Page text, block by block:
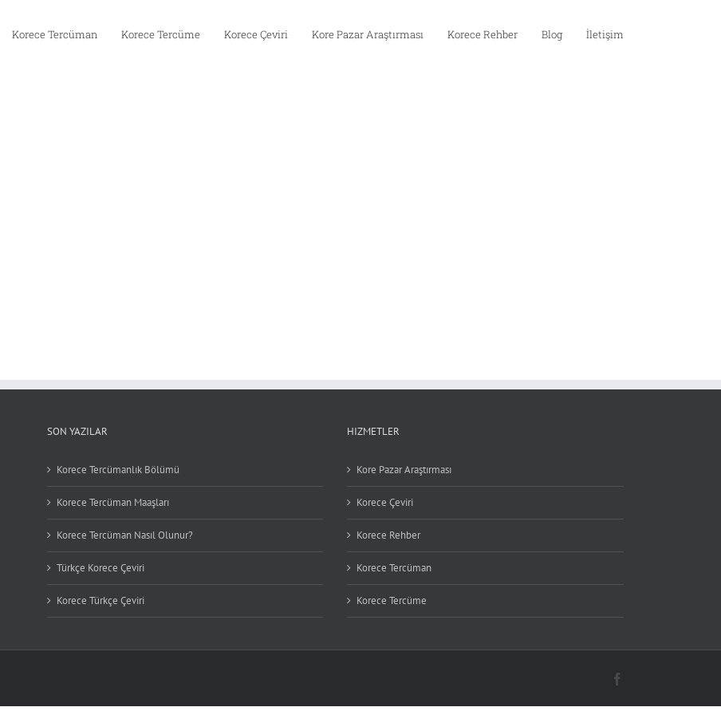
Korece Tercüman Korece Tercüme Korece Çeviri Kore Pazar Araştırması Korece Rehber Blog İletişim
SON YAZILAR
Korece Tercümanlık Bölümü
Korece Tercüman Maaşları
Korece Tercüman Nasıl Olunur?
Türkçe Korece Çeviri
Korece Türkçe Çeviri
HIZMETLER
Kore Pazar Araştırması
Korece Çeviri
Korece Rehber
Korece Tercüman
Korece Tercüme